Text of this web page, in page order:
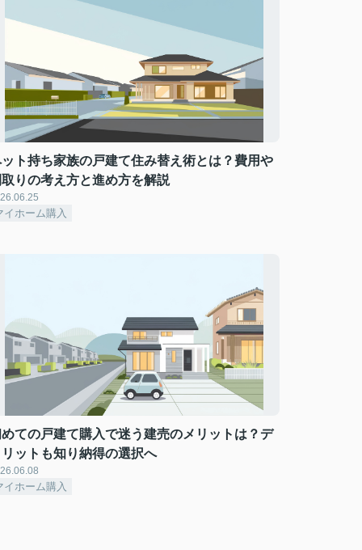
ト持ち家族の戸建て住み替え術とは？費用や
りの考え方と進め方を解説
イホーム購入
ての戸建て購入で迷う建売のメリットは？デ
ットも知り納得の選択へ
イホーム購入